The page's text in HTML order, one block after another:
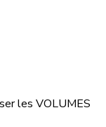
les VOLUMES